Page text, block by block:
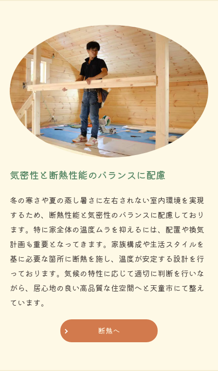
気密性と断熱性能のバランスに配慮
冬の寒さや夏の蒸し暑さに左右されない室内環境を実現
するため、断熱性能と気密性のバランスに配慮しており
ます。特に家全体の温度ムラを抑えるには、配置や換気
計画も重要となってきます。家族構成や生活スタイルを
基に必要な箇所に断熱を施し、温度が安定する設計を行
っております。気候の特性に応じて適切に判断を行いな
がら、居心地の良い高品質な住空間へと天童市にて整え
ています。
断熱へ